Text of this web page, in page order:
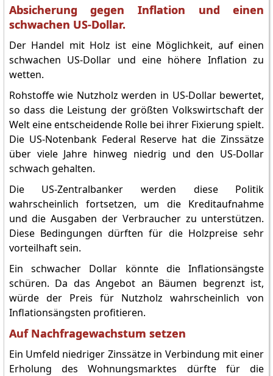
Absicherung gegen Inflation und einen
schwachen US-Dollar.
Der Handel mit Holz ist eine Möglichkeit, auf einen
schwachen US-Dollar und eine höhere Inflation zu
wetten.
Rohstoffe wie Nutzholz werden in US-Dollar bewertet,
so dass die Leistung der größten Volkswirtschaft der
Welt eine entscheidende Rolle bei ihrer Fixierung spielt.
Die US-Notenbank Federal Reserve hat die Zinssätze
über viele Jahre hinweg niedrig und den US-Dollar
schwach gehalten.
Die US-Zentralbanker werden diese Politik
wahrscheinlich fortsetzen, um die Kreditaufnahme
und die Ausgaben der Verbraucher zu unterstützen.
Diese Bedingungen dürften für die Holzpreise sehr
vorteilhaft sein.
Ein schwacher Dollar könnte die Inflationsängste
schüren. Da das Angebot an Bäumen begrenzt ist,
würde der Preis für Nutzholz wahrscheinlich von
Inflationsängsten profitieren.
Auf Nachfragewachstum setzen
Ein Umfeld niedriger Zinssätze in Verbindung mit einer
Erholung des Wohnungsmarktes dürfte für die